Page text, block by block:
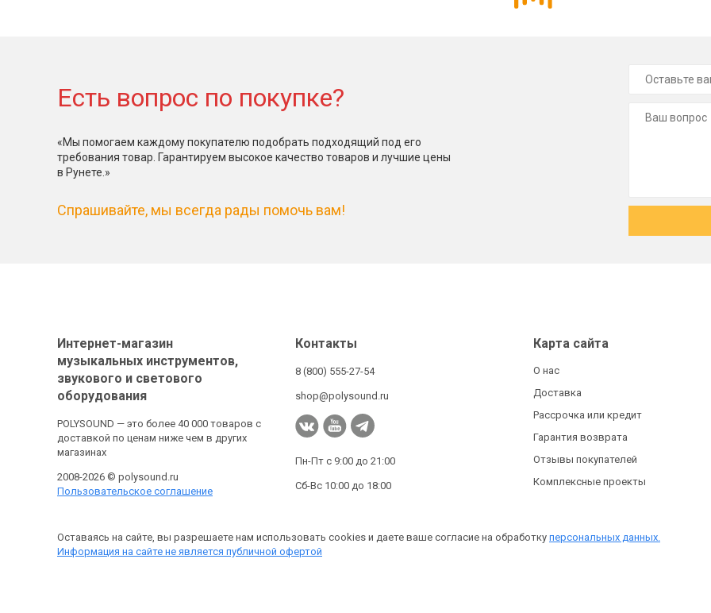
Есть вопрос по покупке?
«Мы помогаем каждому покупателю подобрать подходящий под его
требования товар. Гарантируем высокое качество товаров и лучшие цены
в Рунете.»
Спрашивайте, мы всегда рады помочь вам!
Интернет-магазин
музыкальных инструментов,
звукового и светового
оборудования
POLYSOUND — это более 40 000 товаров с
доставкой по ценам ниже чем в других
магазинах
2008-2026 © polysound.ru
Пользовательское соглашение
Контакты
8 (800) 555-27-54
shop@polysound.ru
Пн-Пт с 9:00 до 21:00
Сб-Вс 10:00 до 18:00
Карта сайта
О нас
Доставка
Рассрочка или кредит
Гарантия возврата
Отзывы покупателей
Комплексные проекты
Оставаясь на сайте, вы разрешаете нам использовать cookies и даете ваше согласие на обработку персональных данных.
Информация на сайте не является публичной офертой